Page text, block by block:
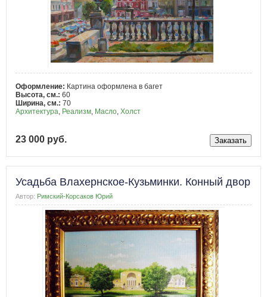
Оформление: Картина оформлена в багет
Высота, см.: 60
Ширина, см.: 70
Архитектура, Реализм, Масло, Холст
23 000 руб.
Усадьба Влахернское-Кузьминки. Конный двор
Автор: Римский-Корсаков Юрий